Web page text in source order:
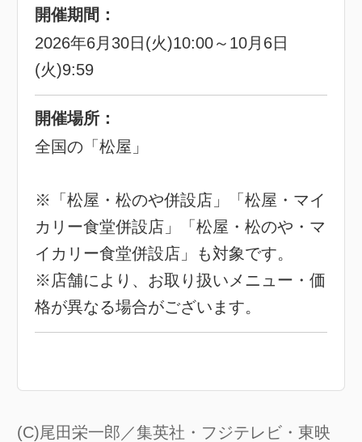
開催期間：
2026年6月30日(火)10:00～10月6日
(火)9:59
開催場所：
全国の「松屋」
※「松屋・松のや併設店」「松屋・マイ
カリー食堂併設店」「松屋・松のや・マ
イカリー食堂併設店」も対象です。
※店舗により、お取り扱いメニュー・価
格が異なる場合がございます。
(C)尾田栄一郎／集英社・フジテレビ・東映